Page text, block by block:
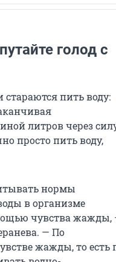
голод с
пить воду:
литров через
просто пить воду,
нормы
в организме
чувства жажды,
— По
жажды, то есть